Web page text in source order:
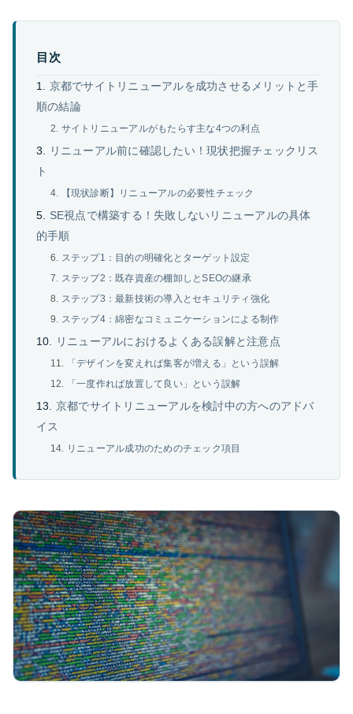
目次
京都でサイトリニューアルを成功させるメリットと手
順の結論
サイトリニューアルがもたらす主な4つの利点
リニューアル前に確認したい！現状把握チェックリス
ト
【現状診断】リニューアルの必要性チェック
SE視点で構築する！失敗しないリニューアルの具体
的手順
ステップ1：目的の明確化とターゲット設定
ステップ2：既存資産の棚卸しとSEOの継承
ステップ3：最新技術の導入とセキュリティ強化
ステップ4：綿密なコミュニケーションによる制作
リニューアルにおけるよくある誤解と注意点
「デザインを変えれば集客が増える」という誤解
「一度作れば放置して良い」という誤解
京都でサイトリニューアルを検討中の方へのアドバ
イス
リニューアル成功のためのチェック項目